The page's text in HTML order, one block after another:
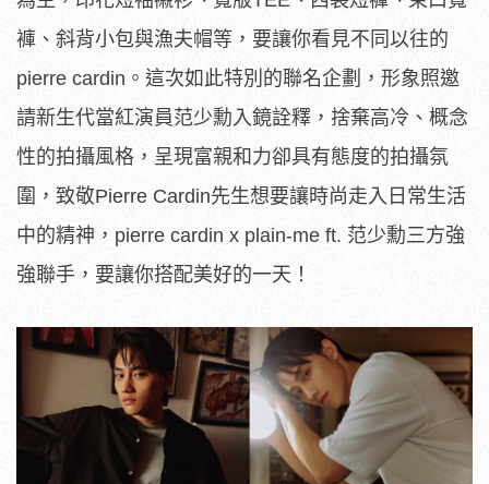
褲、斜背小包與漁夫帽等，要讓你看見不同以往的
pierre cardin。這次如此特別的聯名企劃，形象照邀
請新生代當紅演員范少勳入鏡詮釋，捨棄高冷、概念
性的拍攝風格，呈現富親和力卻具有態度的拍攝氛
圍，致敬Pierre Cardin先生想要讓時尚走入日常生活
中的精神，pierre cardin x plain-me ft. 范少勳三方強
強聯手，要讓你搭配美好的一天！